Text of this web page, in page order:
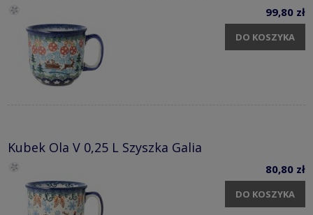
99,80 zł
DO KOSZYKA
Kubek Ola V 0,25 L Szyszka Galia
80,80 zł
DO KOSZYKA